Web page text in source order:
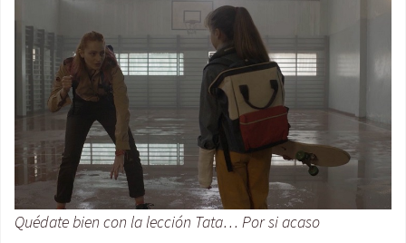
Quédate bien con la lección Tata… Por si acaso